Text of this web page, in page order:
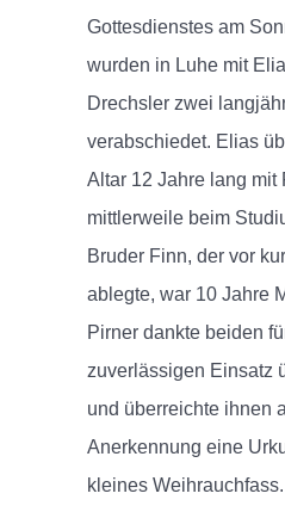
Gottesdienstes am
wurden in Luhe mit
Drechsler zwei
verabschiedet. Elias
Altar 12 Jahre lang mit
mittlerweile beim
Bruder Finn, der vor
ablegte, war 10 Jahre
Pirner dankte beiden
zuverlässigen Einsatz
und überreichte ihnen
Anerkennung eine
kleines